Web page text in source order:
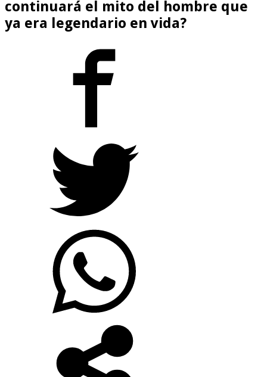
continuará el mito del hombre que
ya era legendario en vida?